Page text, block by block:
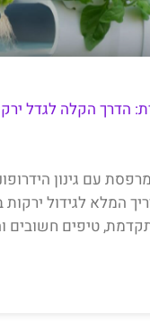
הדרך הקלה לגדל
עם גינון
המלא לגידול ירקות
טיפים חשובים